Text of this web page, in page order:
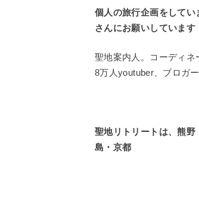
個人の旅行企画をしてい
さんにお願いしています
聖地案内人。コーディネ
8万人youtuber、ブロガ
聖地リトリートは、熊野
島・京都